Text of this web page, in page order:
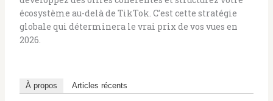
écosystème au-delà de TikTok. C’est cette stratégie
globale qui déterminera le vrai prix de vos vues en
2026.
À propos Articles récents